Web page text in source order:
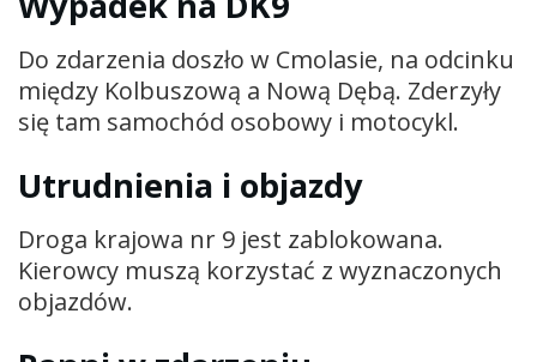
Do zdarzenia doszło w Cmolasie, na odcinku
między Kolbuszową a Nową Dębą. Zderzyły
się tam samochód osobowy i motocykl.
Utrudnienia i objazdy
Droga krajowa nr 9 jest zablokowana.
Kierowcy muszą korzystać z wyznaczonych
objazdów.